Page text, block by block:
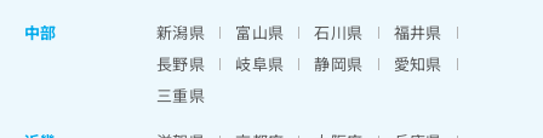
中部
新潟県 富山県 石川県
福井県
長野県
岐阜県 静岡県
愛知県
三重県